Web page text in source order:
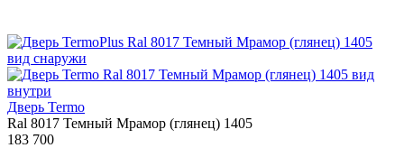
Дверь Termo
Ral 8017 Темный Мрамор (глянец) 1405
183 700